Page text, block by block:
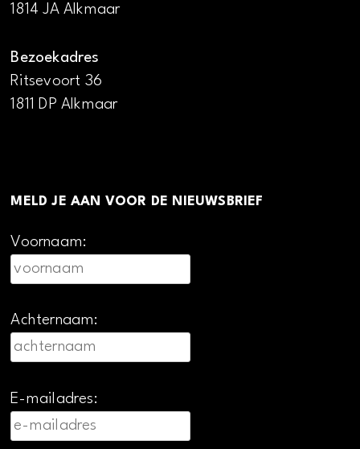
1814 JA Alkmaar
Bezoekadres
Ritsevoort 36
1811 DP Alkmaar
MELD JE AAN VOOR DE NIEUWSBRIEF
Voornaam:
Achternaam:
E-mailadres: